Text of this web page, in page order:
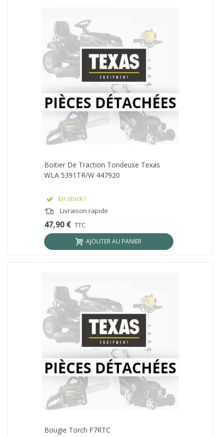
Boitier De Traction Tondeuse Texas
WLA 5391TR/W 447920
En stock !
Livraison rapide
47,90 € TTC
AJOUTER AU PANIER
Bougie Torch F7RTC